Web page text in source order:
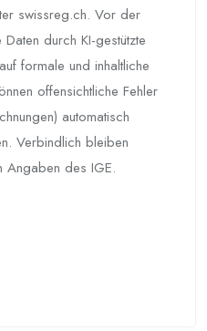
swissreg.ch. Vor der
durch KI-gestützte
formale und inhaltliche
offensichtliche Fehler
automatisch
Verbindlich bleiben
Angaben des IGE.